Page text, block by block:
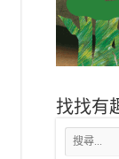
找找有